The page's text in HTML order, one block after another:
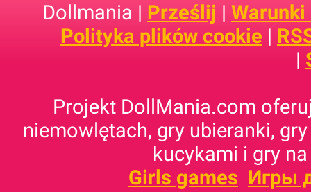
Dollmania | Prześlij |
Polityka plików cookie |
|
Projekt DollMania.com
niemowlętach, gry ubieranki,
kucykami i gry
Girls games Игры